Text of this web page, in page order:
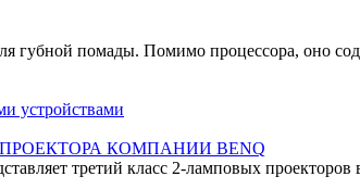
губной помады. Помимо процессора, оно
устройствами
КОМПАНИИ BENQ
третий класс 2-ламповых